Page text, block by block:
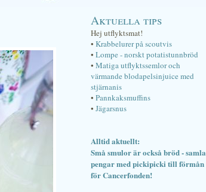
Aktuella tips
Hej utflyktsmat!
• Krabbelurer på scoutvis
• Lompe - norskt potatistunnbröd
• Matiga utflyktssemlor och
värmande blodapelsinjuice med
stjärnanis
• Pannkaksmuffins
• Jägarsnus
Alltid aktuellt:
Små smulor är också bröd - samla
pengar med pickipicki till förmån
för Cancerfonden!